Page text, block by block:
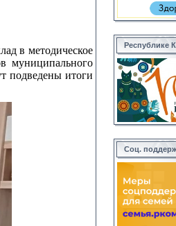
в методическое
муниципального
подведены итоги
Республике
Соц.